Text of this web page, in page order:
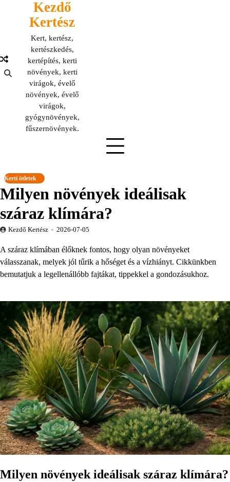
Kezdő
Kertész
Kert, kertész,
kertészkedés,
kertépítés, kerti
növények, kerti
virágok, évelő
növények, évelő
virágok,
gyógynövények,
fűszernövények.
Kerti ötletek
Milyen növények ideálisak
száraz klímára?
Kezdő Kertész 2026-07-05
A száraz klímában élőknek fontos, hogy olyan növényeket
válasszanak, melyek jól tűrik a hőséget és a vízhiányt. Cikkünkben
bemutatjuk a legellenállóbb fajtákat, tippekkel a gondozásukhoz.
Milyen növények ideálisak száraz klímára?